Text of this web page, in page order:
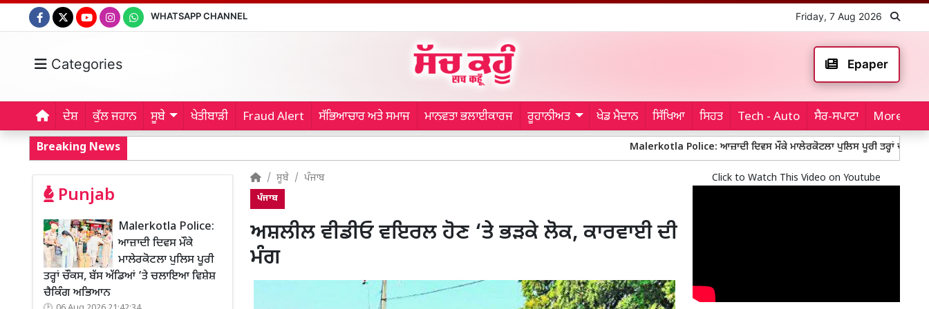
WHATSAPP CHANNEL Friday, 7 Aug 2026
Categories Epaper
ਦੇਸ਼ ਕੁੱਲ ਜਹਾਨ ਸੂਬੇ ਖੇਤੀਬਾੜੀ Fraud Alert ਸੱਭਿਆਚਾਰ ਅਤੇ ਸਮਾਜ ਮਾਨਵਤਾ ਭਲਾਈਕਾਰਜ ਰੂਹਾਨੀਅਤ ਖੇਡ ਮੈਦਾਨ ਸਿੱਖਿਆ ਸਿਹਤ Tech - Auto ਸੈਰ-ਸਪਾਟਾ More...
Breaking News Malerkotla Police: ਆਜ਼ਾਦੀ ਦਿਵਸ ਮੌਕੇ ਮਾਲੇਰਕੋਟਲਾ ਪੁਲਿਸ ਪੂਰੀ ਤਰ੍ਹਾਂ ਚੌਕਸ, ਬੱਸ
Punjab
Malerkotla Police:
ਆਜ਼ਾਦੀ ਦਿਵਸ ਮੌਕੇ
ਮਾਲੇਰਕੋਟਲਾ ਪੁਲਿਸ ਪੂਰੀ
ਤਰ੍ਹਾਂ ਚੌਕਸ, ਬੱਸ ਅੱਡਿਆਂ ’ਤੇ ਚਲਾਇਆ ਵਿਸ਼ੇਸ਼
ਚੈਕਿੰਗ ਅਭਿਆਨ
ਸੂਬੇ ਪੰਜਾਬ
ਪੰਜਾਬ
ਅਸ਼ਲੀਲ ਵੀਡੀਓ ਵਇਰਲ ਹੋਣ ‘ਤੇ ਭੜਕੇ ਲੋਕ, ਕਾਰਵਾਈ ਦੀ
ਮੰਗ
Click to Watch This Video on Youtube